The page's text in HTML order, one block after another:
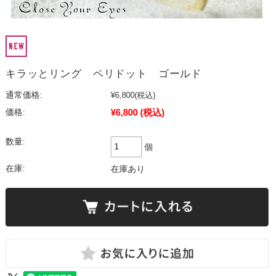
キラッとリング ペリドット ゴールド
通常価格: ¥6,800(税込)
価格:
¥6,800 (税込)
数量:
個
在庫: 在庫あり